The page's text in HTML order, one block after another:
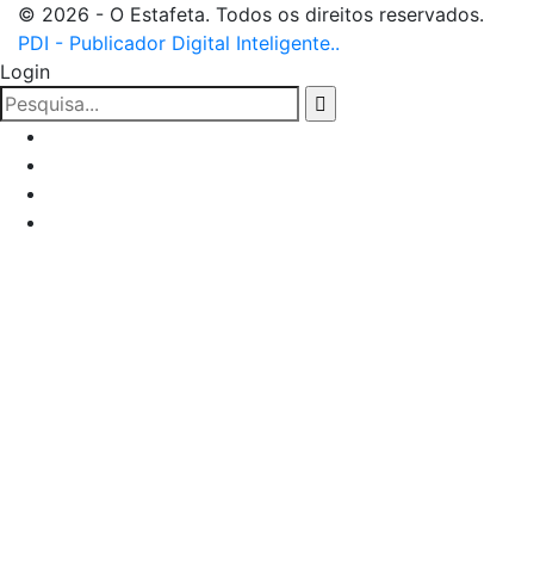
© 2026 - O Estafeta. Todos os direitos reservados.
PDI - Publicador Digital Inteligente..
Login